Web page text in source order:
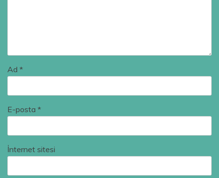
Ad *
E-posta *
İnternet sitesi